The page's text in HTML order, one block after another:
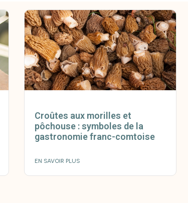
Croûtes aux morilles et
pôchouse : symboles de la
gastronomie franc-comtoise
EN SAVOIR PLUS